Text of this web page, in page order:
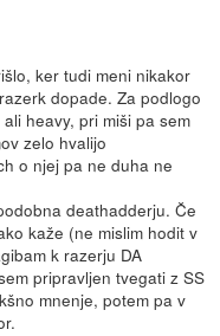
ker tudi meni nikakor
dopade. Za podlogo
heavy, pri miši pa sem
zelo hvalijo
o njej pa ne duha ne
deathadderju. Če
kaže (ne mislim hodit v
k razerju DA
pripravljen tvegati z SS
mnenje, potem pa v